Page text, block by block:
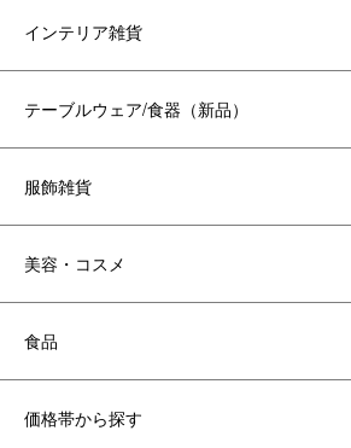
インテリア雑貨
テーブルウェア/食器（新品）
服飾雑貨
美容・コスメ
食品
価格帯から探す